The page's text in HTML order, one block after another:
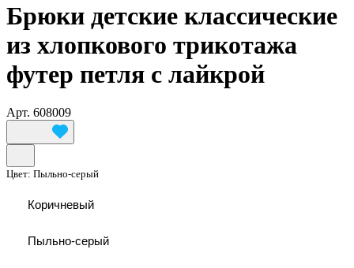
Брюки детские классические
из хлопкового трикотажа
футер петля с лайкрой
Арт. 608009
Цвет: Пыльно-серый
Коричневый
Пыльно-серый